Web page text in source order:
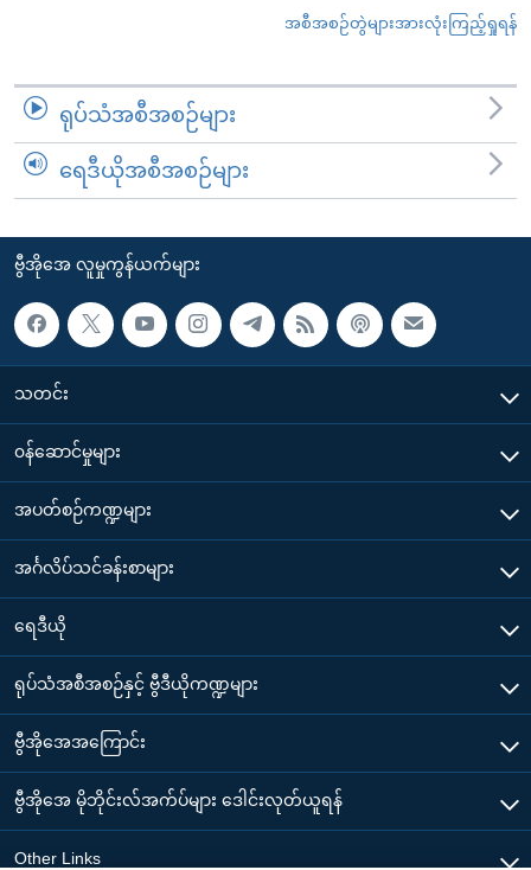
အစီအစဉ်တွဲများအားလုံးကြည့်ရှုရန်
ရုပ်သံအစီအစဉ်များ
ရေဒီယိုအစီအစဉ်များ
ဗွီအိုအေ လူမှုကွန်ယက်များ
သတင်း
၀န်ဆောင်မှုများ
အပတ်စဉ်ကဏ္ဍများ
အင်္ဂလိပ်သင်ခန်းစာများ
ရေဒီယို
ရုပ်သံအစီအစဉ်နှင့် ဗွီဒီယိုကဏ္ဍများ
ဗွီအိုအေအကြောင်း
ဗွီအိုအေ မိုဘိုင်းလ်အက်ပ်များ ဒေါင်းလုတ်ယူရန်
Other Links